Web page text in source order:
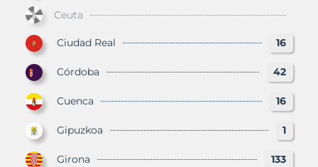
Ceuta
Ciudad Real 16
Córdoba 42
Cuenca 16
Gipuzkoa 1
Girona 133